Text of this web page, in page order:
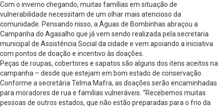
Com o inverno chegando, muitas famílias em situação de
vulnerabilidade necessitam de um olhar mais atencioso da
comunidade. Pensando nisso, a Águas de Bombinhas abraçou a
Campanha do Agasalho que já vem sendo realizada pela secretaria
municipal de Assistência Social da cidade e vem apoiando a iniciativa
com pontos de doação e incentivo às doações.
Peças de roupas, cobertores e sapatos são alguns dos itens aceitos na
campanha – desde que estejam em bom estado de conservação.
Conforme a secretária Telma Mafra, as doações serão encaminhadas
para moradores de rua e famílias vulneráveis. “Recebemos muitas
pessoas de outros estados, que não estão preparadas para o frio da